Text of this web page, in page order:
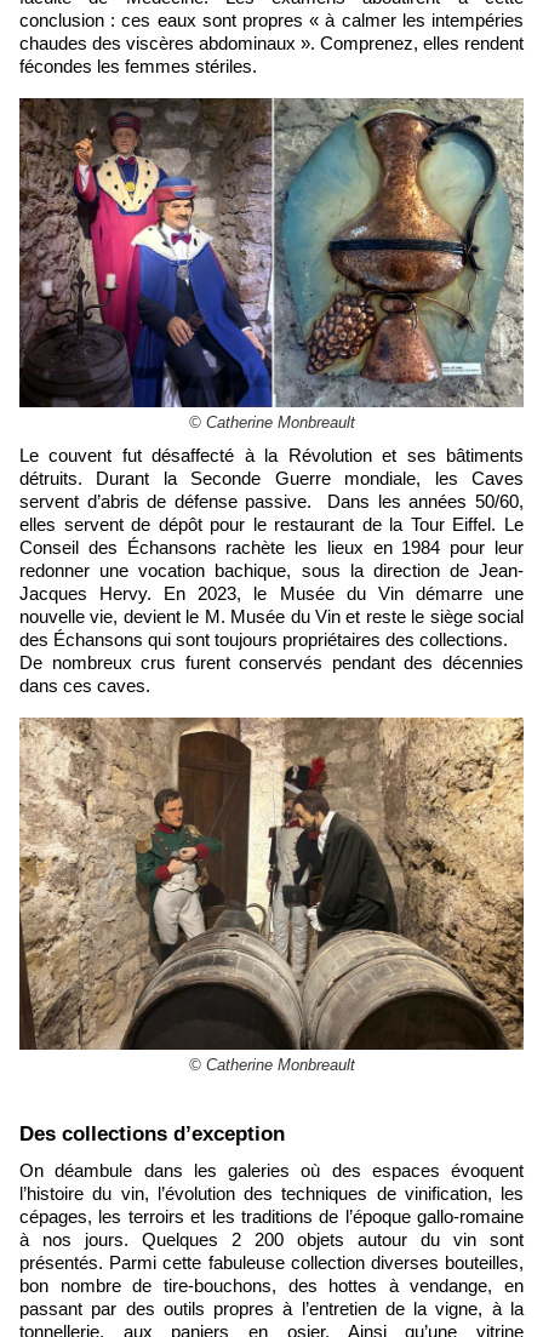
conclusion : ces eaux sont propres « à calmer les intempéries
chaudes des viscères abdominaux ». Comprenez, elles rendent
fécondes les femmes stériles.
© Catherine Monbreault
Le couvent fut désaffecté à la Révolution et ses bâtiments
détruits. Durant la Seconde Guerre mondiale, les Caves
servent d’abris de défense passive. Dans les années 50/60,
elles servent de dépôt pour le restaurant de la Tour Eiffel. Le
Conseil des Échansons rachète les lieux en 1984 pour leur
redonner une vocation bachique, sous la direction de Jean-
Jacques Hervy. En 2023, le Musée du Vin démarre une
nouvelle vie, devient le M. Musée du Vin et reste le siège social
des Échansons qui sont toujours propriétaires des collections.
De nombreux crus furent conservés pendant des décennies
dans ces caves.
© Catherine Monbreault
​Des collections d’exception
On déambule dans les galeries où des espaces évoquent
l’histoire du vin, l’évolution des techniques de vinification, les
cépages, les terroirs et les traditions de l’époque gallo-romaine
à nos jours. Quelques 2 200 objets autour du vin sont
présentés. Parmi cette fabuleuse collection diverses bouteilles,
bon nombre de tire-bouchons, des hottes à vendange, en
passant par des outils propres à l’entretien de la vigne, à la
tonnellerie, aux paniers en osier. Ainsi qu’une vitrine